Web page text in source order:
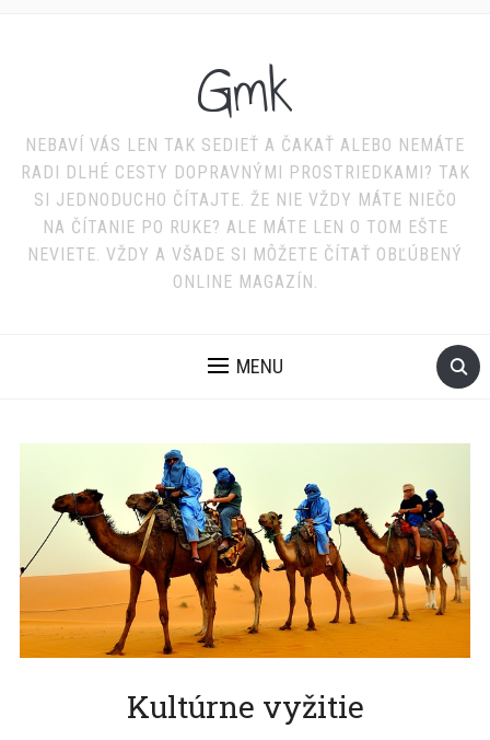
Gmk
NEBAVÍ VÁS LEN TAK SEDIEŤ A ČAKAŤ ALEBO NEMÁTE
RADI DLHÉ CESTY DOPRAVNÝMI PROSTRIEDKAMI? TAK
SI JEDNODUCHO ČÍTAJTE. ŽE NIE VŽDY MÁTE NIEČO
NA ČÍTANIE PO RUKE? ALE MÁTE LEN O TOM EŠTE
NEVIETE. VŽDY A VŠADE SI MÔŽETE ČÍTAŤ OBĽÚBENÝ
ONLINE MAGAZÍN.
MENU
Kultúrne vyžitie